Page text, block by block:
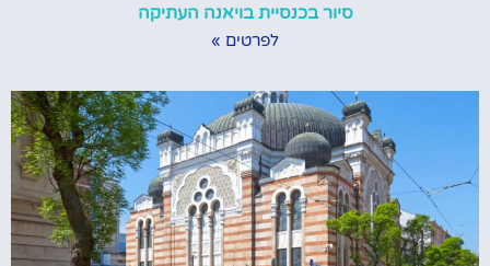
סיור בכנסיית בויאנה העתיקה
לפרטים »